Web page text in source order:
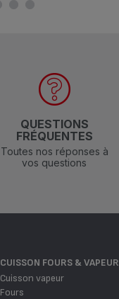
QUESTIONS
FRÉQUENTES
Toutes nos réponses à
vos questions
CUISSON FOURS & VAPEUR
Cuisson vapeur
Fours